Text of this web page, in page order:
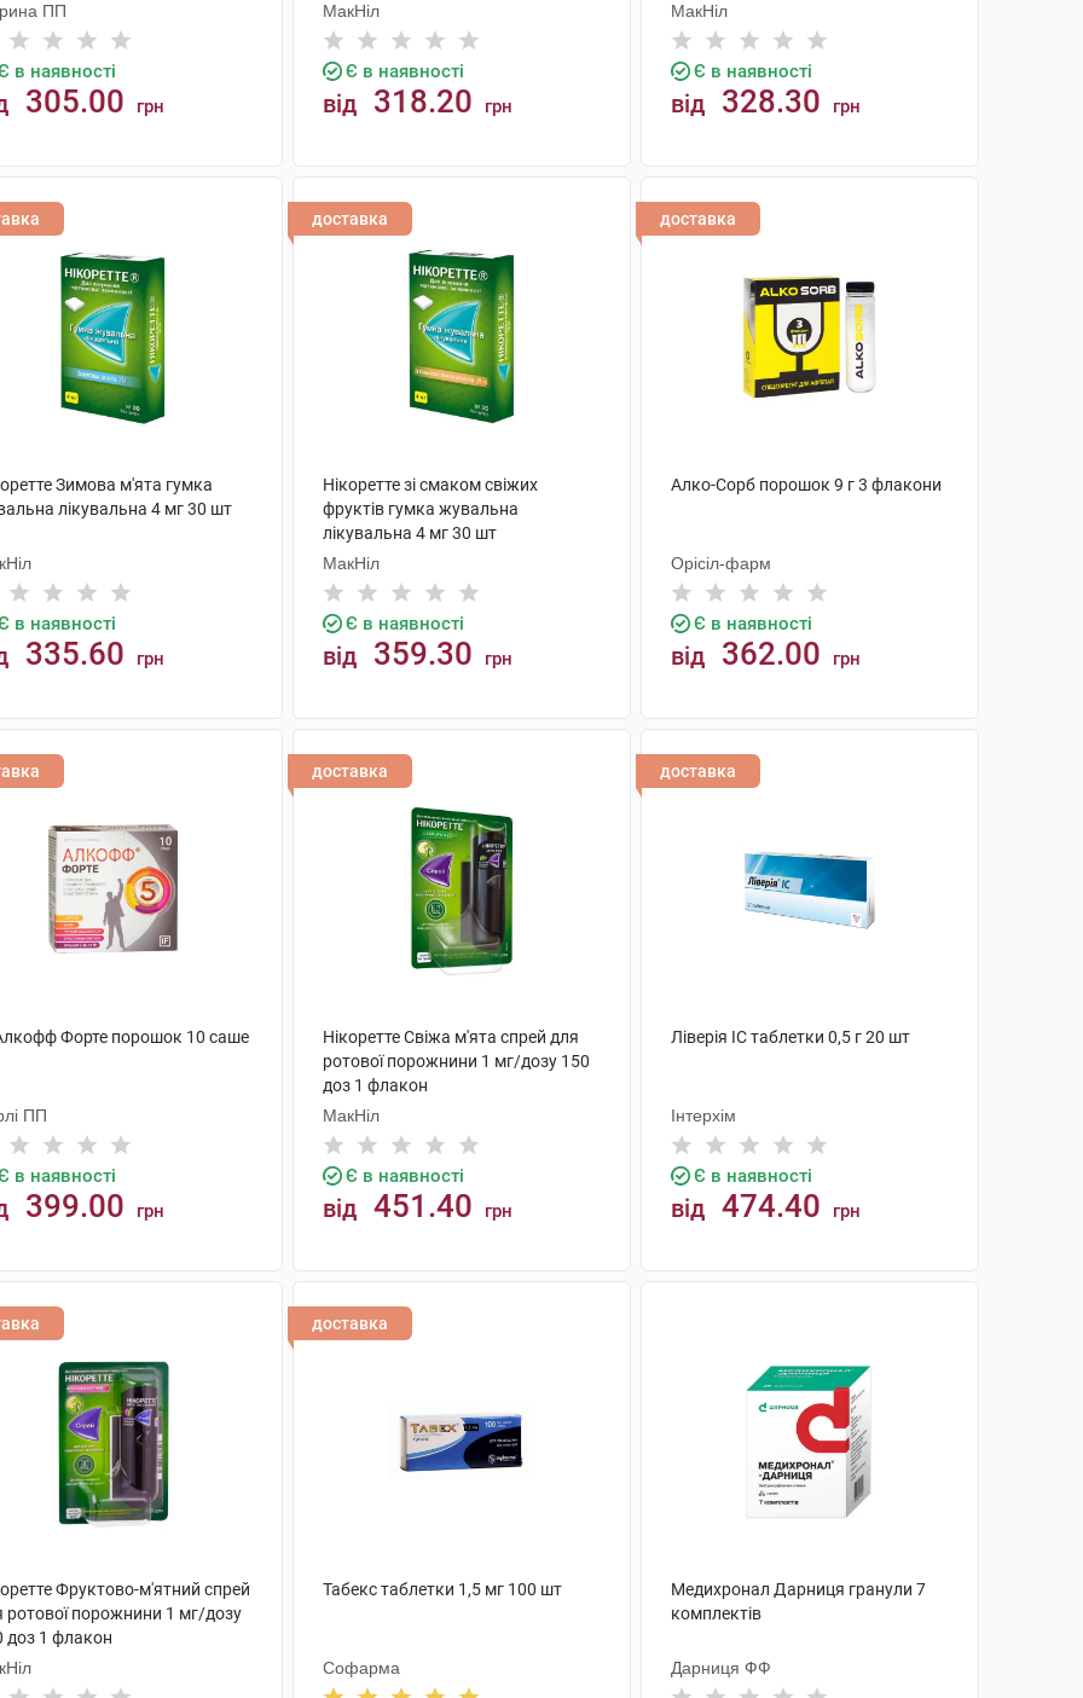
ПП
в наявності
305.00 грн
МакНіл
Є в наявності
від 318.20 грн
МакНіл
Є в наявності
від 328.30 грн
Зимова м'ята гумка
лікувальна 4 мг 30 шт
в наявності
335.60 грн
доставка
Нікоретте зі смаком свіжих
фруктів гумка жувальна
лікувальна 4 мг 30 шт
МакНіл
Є в наявності
від 359.30 грн
доставка
Алко-Сорб порошок 9 г 3 флакони
Орісіл-фарм
Є в наявності
від 362.00 грн
Форте порошок 10 саше
ПП
в наявності
399.00 грн
доставка
Нікоретте Свіжа м'ята спрей для
ротової порожнини 1 мг/дозу 150
доз 1 флакон
МакНіл
Є в наявності
від 451.40 грн
доставка
Ліверія IC таблетки 0,5 г 20 шт
Інтерхім
Є в наявності
від 474.40 грн
Фруктово-м'ятний спрей
ротової порожнини 1 мг/дозу
доз 1 флакон
доставка
Табекс таблетки 1,5 мг 100 шт
Софарма
Медихронал Дарниця гранули 7
комплектів
Дарниця ФФ